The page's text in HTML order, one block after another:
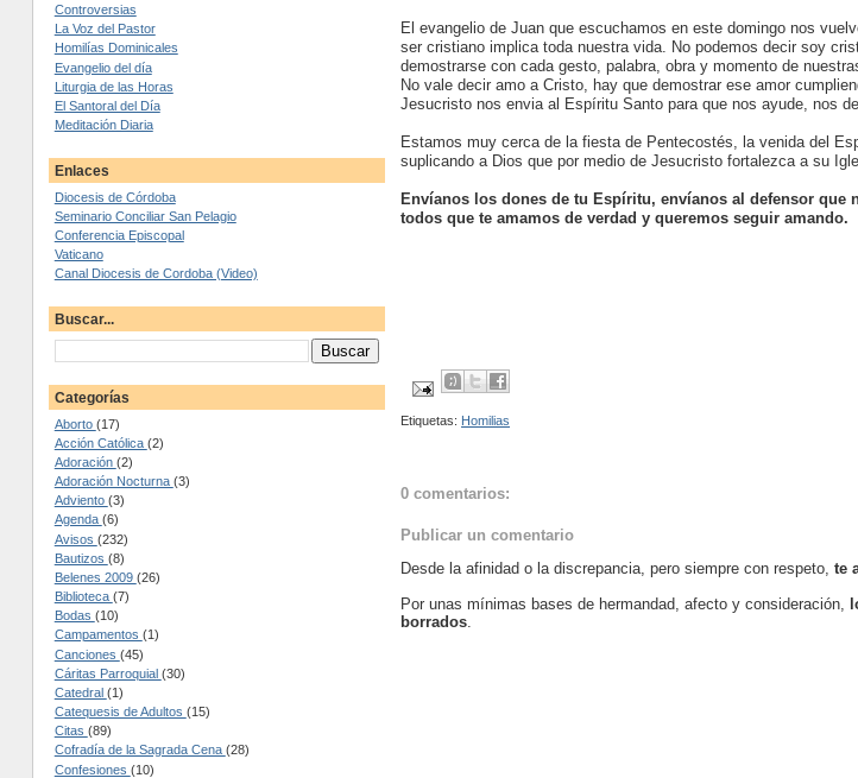
Controversias
La Voz del Pastor
Homilías Dominicales
Evangelio del día
Liturgia de las Horas
El Santoral del Día
Meditación Diaria
Enlaces
Diocesis de Córdoba
Seminario Conciliar San Pelagio
Conferencia Episcopal
Vaticano
Canal Diocesis de Cordoba (Video)
Buscar...
Categorías
Aborto (17)
Acción Católica (2)
Adoración (2)
Adoración Nocturna (3)
Adviento (3)
Agenda (6)
Avisos (232)
Bautizos (8)
Belenes 2009 (26)
Biblioteca (7)
Bodas (10)
Campamentos (1)
Canciones (45)
Cáritas Parroquial (30)
Catedral (1)
Catequesis de Adultos (15)
Citas (89)
Cofradía de la Sagrada Cena (28)
Confesiones (10)
El evangelio de Juan que escuchamos en este domingo nos
ser cristiano implica toda nuestra vida. No podemos decir soy
demostrarse con cada gesto, palabra, obra y momento de
No vale decir amo a Cristo, hay que demostrar ese amor
Jesucristo nos envia al Espíritu Santo para que nos ayude, nos
Estamos muy cerca de la fiesta de Pentecostés, la venida del
suplicando a Dios que por medio de Jesucristo fortalezca a su
Envíanos los dones de tu Espíritu, envíanos al defensor que
todos que te amamos de verdad y queremos seguir amando.
Etiquetas: Homilias
0 comentarios:
Publicar un comentario
Desde la afinidad o la discrepancia, pero siempre con respeto,te
Por unas mínimas bases de hermandad, afecto y consideración,
borrados